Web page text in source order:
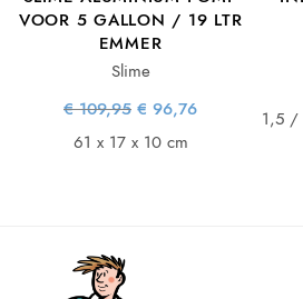
VOOR 5 GALLON / 19 LTR
EMMER
Slime
€109,95 Oorspronkelijke
prijs was:
€ 109,95.
€ 96,76
61 x 17 x 10 cm
1,5